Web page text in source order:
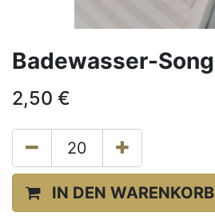
Badewasser-Song
2,50 €
IN DEN WARENKORB